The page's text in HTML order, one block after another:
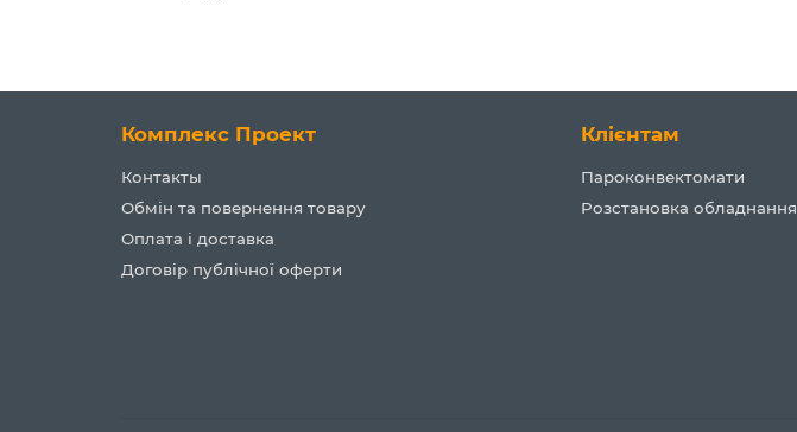
Комплекс Проект
Контакты
Обмін та повернення товару
Оплата і доставка
Договір публічної оферти
Клієнтам
Пароконвектомати
Розстановка обладнання